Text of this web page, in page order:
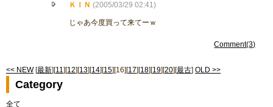
ＫＩＮ (2005/03/29 02:41)
じゃあ今度買って来てーｗ
Comment(3)
<< NEW[最新][11][12][13][14][15][16][17][18][19][20][最古] OLD >>
Category
全て